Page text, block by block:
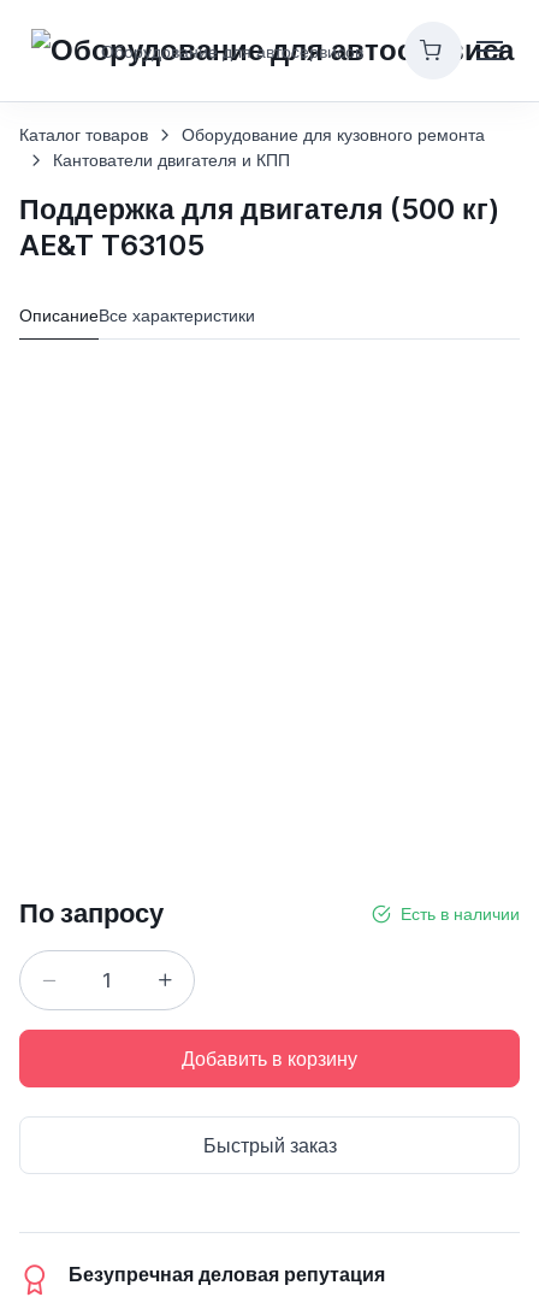
Оборудование для автосервисов
Каталог товаров
Оборудование для кузовного ремонта
Кантователи двигателя и КПП
Поддержка для двигателя (500 кг)
AE&T T63105
ОписаниеВсе характеристики
По запросу Есть в наличии
Добавить в корзину
Быстрый заказ
Безупречная деловая репутация